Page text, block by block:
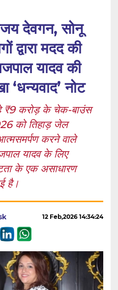
देवगन, सोनू
द्वारा मदद की
यादव की
‘धन्यवाद’ नोट
करोड़ के चेक-बाउंस
को तिहाड़ जेल
करने वाले
यादव के लिए
के एक असाधारण
है।
12 Feb,2026 14:34:24